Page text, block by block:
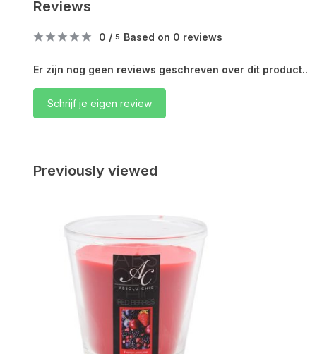
Reviews
0 / 5 Based on 0 reviews
Er zijn nog geen reviews geschreven over dit product..
Schrijf je eigen review
Previously viewed